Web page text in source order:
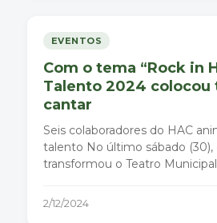
EVENTOS
Com o tema “Rock in
Talento 2024 colocou
cantar
Seis colaboradores do HAC
talento No último sábado (30),
transformou o Teatro
2/12/2024